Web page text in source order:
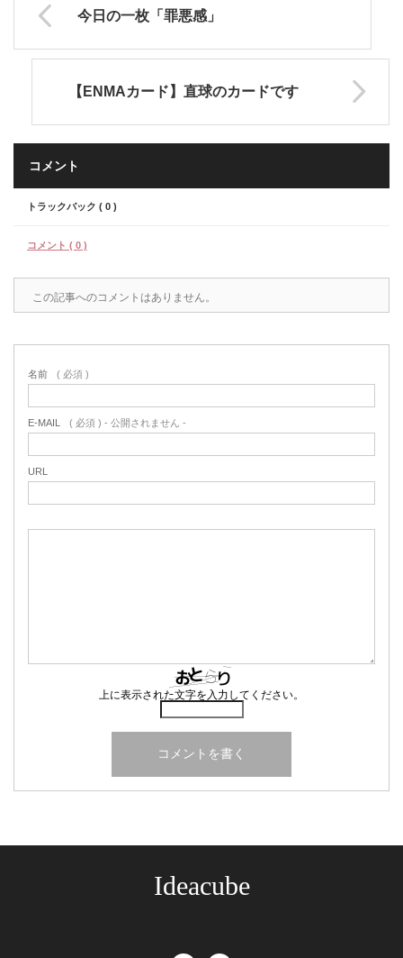
今日の一枚「罪悪感」
【ENMAカード】直球のカードです
コメント
トラックバック ( 0 )
コメント ( 0 )
この記事へのコメントはありません。
名前 ( 必須 )
E-MAIL ( 必須 ) - 公開されません -
URL
上に表示された文字を入力してください。
Ideacube